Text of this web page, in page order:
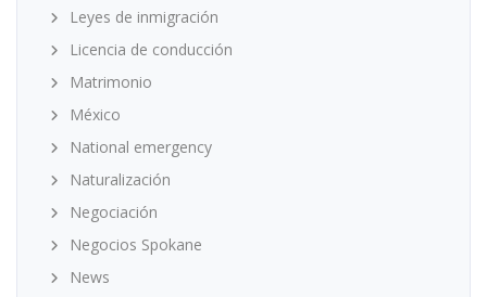
Leyes de inmigración
Licencia de conducción
Matrimonio
México
National emergency
Naturalización
Negociación
Negocios Spokane
News